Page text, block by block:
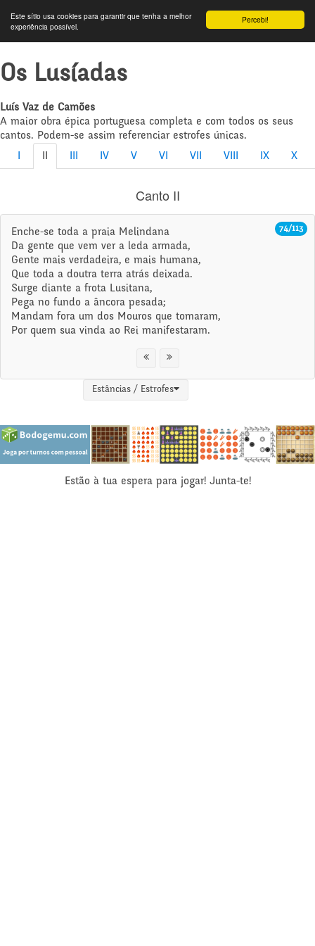
Percebi!
Este sítio usa cookies para garantir que tenha a melhor
experiência possível.
Os Lusíadas
Luís Vaz de Camões
A maior obra épica portuguesa completa e com todos os seus
cantos. Podem-se assim referenciar estrofes únicas.
IV V VI VII VIII IX X
Canto II
74/113
Enche-se toda a praia Melindana
Da gente que vem ver a leda armada,
Gente mais verdadeira, e mais humana,
Que toda a doutra terra atrás deixada.
Surge diante a frota Lusitana,
Pega no fundo a âncora pesada;
Mandam fora um dos Mouros que tomaram,
Por quem sua vinda ao Rei manifestaram.
Estâncias / Estrofes
Estão à tua espera para jogar! Junta-te!